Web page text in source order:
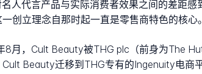
名人代言产品与实际消费者效果之间的差距
创立理念自那时起一直是零售商特色的核心。
8月，Cult Beauty被THG plc（前身为The
Cult Beauty迁移到THG专有的Ingenuity电商